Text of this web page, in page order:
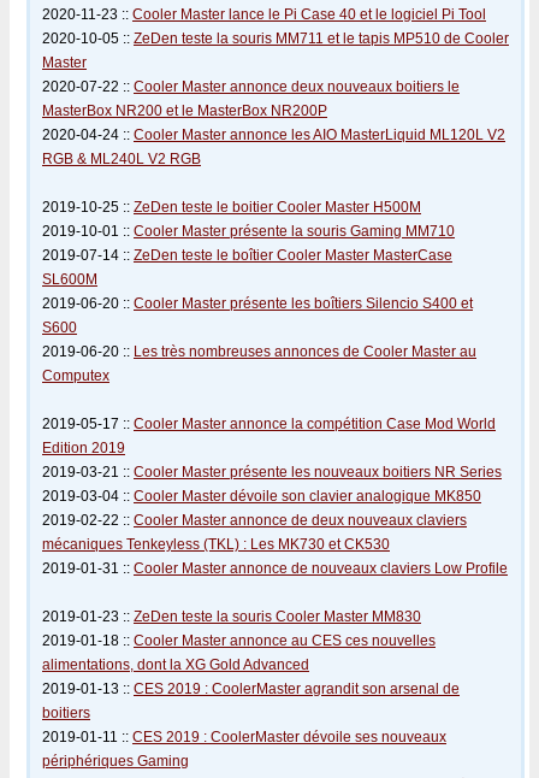
2020-11-23 :: Cooler Master lance le Pi Case 40 et le logiciel Pi Tool
2020-10-05 :: ZeDen teste la souris MM711 et le tapis MP510 de Cooler
Master
2020-07-22 :: Cooler Master annonce deux nouveaux boitiers le
MasterBox NR200 et le MasterBox NR200P
2020-04-24 :: Cooler Master annonce les AIO MasterLiquid ML120L V2
RGB & ML240L V2 RGB
2019-10-25 :: ZeDen teste le boitier Cooler Master H500M
2019-10-01 :: Cooler Master présente la souris Gaming MM710
2019-07-14 :: ZeDen teste le boîtier Cooler Master MasterCase
SL600M
2019-06-20 :: Cooler Master présente les boîtiers Silencio S400 et
S600
2019-06-20 :: Les très nombreuses annonces de Cooler Master au
Computex
2019-05-17 :: Cooler Master annonce la compétition Case Mod World
Edition 2019
2019-03-21 :: Cooler Master présente les nouveaux boitiers NR Series
2019-03-04 :: Cooler Master dévoile son clavier analogique MK850
2019-02-22 :: Cooler Master annonce de deux nouveaux claviers
mécaniques Tenkeyless (TKL) : Les MK730 et CK530
2019-01-31 :: Cooler Master annonce de nouveaux claviers Low Profile
2019-01-23 :: ZeDen teste la souris Cooler Master MM830
2019-01-18 :: Cooler Master annonce au CES ces nouvelles
alimentations, dont la XG Gold Advanced
2019-01-13 :: CES 2019 : CoolerMaster agrandit son arsenal de
boitiers
2019-01-11 :: CES 2019 : CoolerMaster dévoile ses nouveaux
périphériques Gaming